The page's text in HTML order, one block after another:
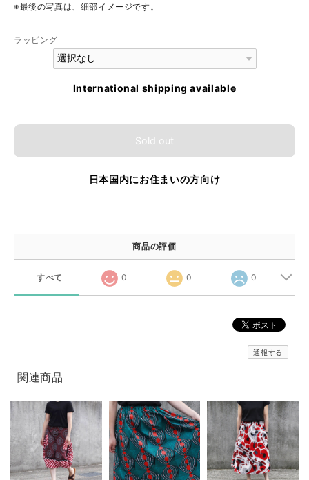
※最後の写真は、細部イメージです。
ラッピング
International shipping available
Sold out
日本国内にお住まいの方向け
商品の評価
すべて 0 0 0
通報する
関連商品